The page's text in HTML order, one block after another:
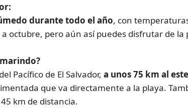
durante todo el año, con
octubre, pero aún así puedes disfrutar de la
Pacífico de El Salvador, a unos 75 km al
que va directamente a la playa.
km de distancia.